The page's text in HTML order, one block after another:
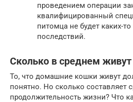
проведением операции
квалифицированный
питомца не будет каких-
последствий.
Сколько в среднем
То, что домашние кошки живут
понятно. Но сколько составляет
продолжительность жизни? Что